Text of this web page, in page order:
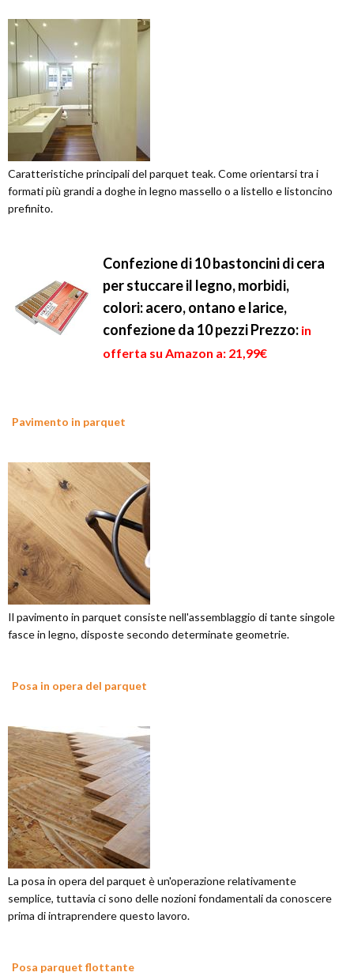
Caratteristiche principali del parquet teak. Come orientarsi tra i
formati più grandi a doghe in legno massello o a listello e listoncino
prefinito.
Confezione di 10 bastoncini di cera
per stuccare il legno, morbidi,
colori: acero, ontano e larice,
confezione da 10 pezziPrezzo: in
offerta su Amazon a: 21,99€
Pavimento in parquet
Il pavimento in parquet consiste nell'assemblaggio di tante singole
fasce in legno, disposte secondo determinate geometrie.
Posa in opera del parquet
La posa in opera del parquet è un'operazione relativamente
semplice, tuttavia ci sono delle nozioni fondamentali da conoscere
prima di intraprendere questo lavoro.
Posa parquet flottante